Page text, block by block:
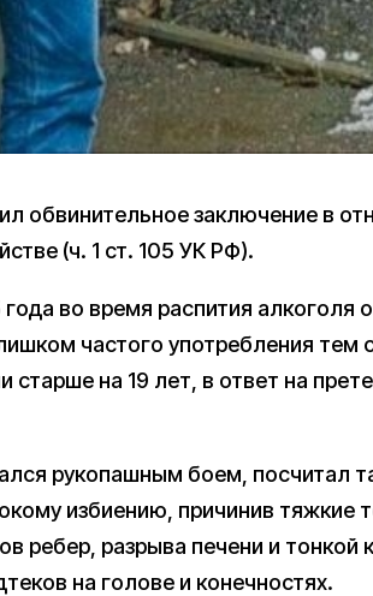
обвинительное заключение в
(ч. 1 ст. 105 УК РФ).
во время распития алкоголя
частого употребления тем
старше на 19 лет, в ответ на
рукопашным боем, посчитал
избиению, причинив тяжкие
ребер, разрыва печени и тонкой
на голове и конечностях.